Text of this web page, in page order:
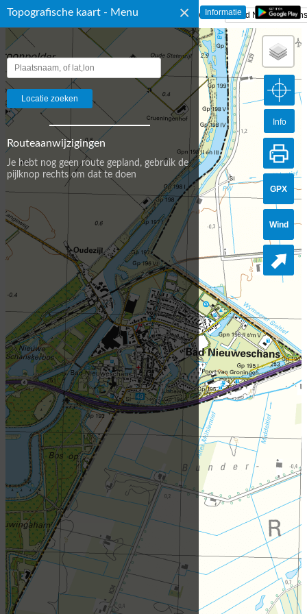
Topografische kaart - Menu ×
Routeaanwijzigingen
Je hebt nog geen route gepland, gebruik de
pijlknop rechts om dat te doen
☰ Topografische Kaart Nederland
GPX
Wind
Info